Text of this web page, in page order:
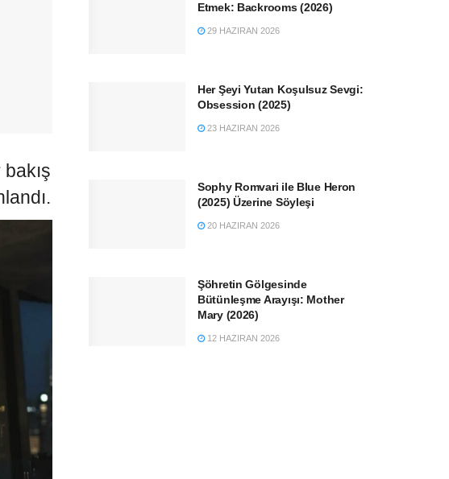
Etmek: Backrooms (2026)
29 HAZIRAN 2026
Her Şeyi Yutan Koşulsuz Sevgi:
Obsession (2025)
23 HAZIRAN 2026
Sophy Romvari ile Blue Heron
(2025) Üzerine Söyleşi
20 HAZIRAN 2026
Şöhretin Gölgesinde
Bütünleşme Arayışı: Mother
Mary (2026)
12 HAZIRAN 2026